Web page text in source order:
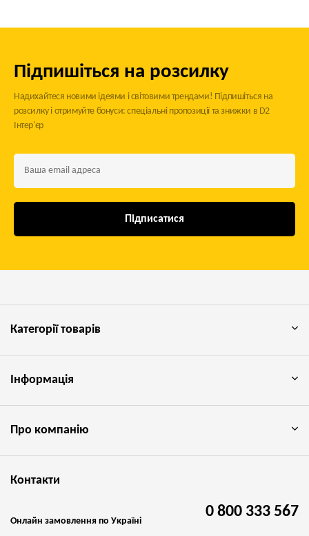
Підпишіться на розсилку
Надихайтеся новими ідеями і світовими трендами! Підпишіться на
розсилку і отримуйте бонуси: спеціальні пропозиції та знижки в D2
Інтер'єр
Підписатися
Категорії товарів
Інформація
Про компанію
Контакти
Онлайн замовлення по Україні
0 800 333 567